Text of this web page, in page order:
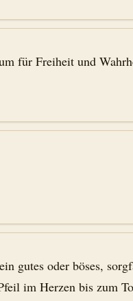
für Freiheit und
gutes oder böses,
im Herzen bis zum